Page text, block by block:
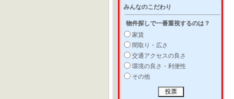
みんなのこだわり
物件探しで一番重視するのは？
家賃
間取り・広さ
交通アクセスの良さ
環境の良さ・利便性
その他